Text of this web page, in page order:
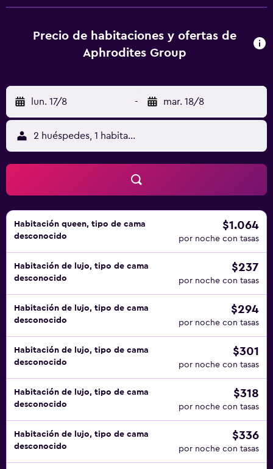
web gracias a nuestro acceso a Internet wifi gratis. Las
habitaciones también incluyen botella de agua gratuita y
plancha.
Precio de habitaciones y ofertas de
Aphrodites Group
lun. 17/8 - mar. 18/8
2 huéspedes, 1 habitación
Habitación queen, tipo de cama
desconocido
$1.064
por noche con tasas
Habitación de lujo, tipo de cama
desconocido
$237
por noche con tasas
Habitación de lujo, tipo de cama
desconocido
$294
por noche con tasas
Habitación de lujo, tipo de cama
desconocido
$301
por noche con tasas
Habitación de lujo, tipo de cama
desconocido
$318
por noche con tasas
Habitación de lujo, tipo de cama
desconocido
$336
por noche con tasas